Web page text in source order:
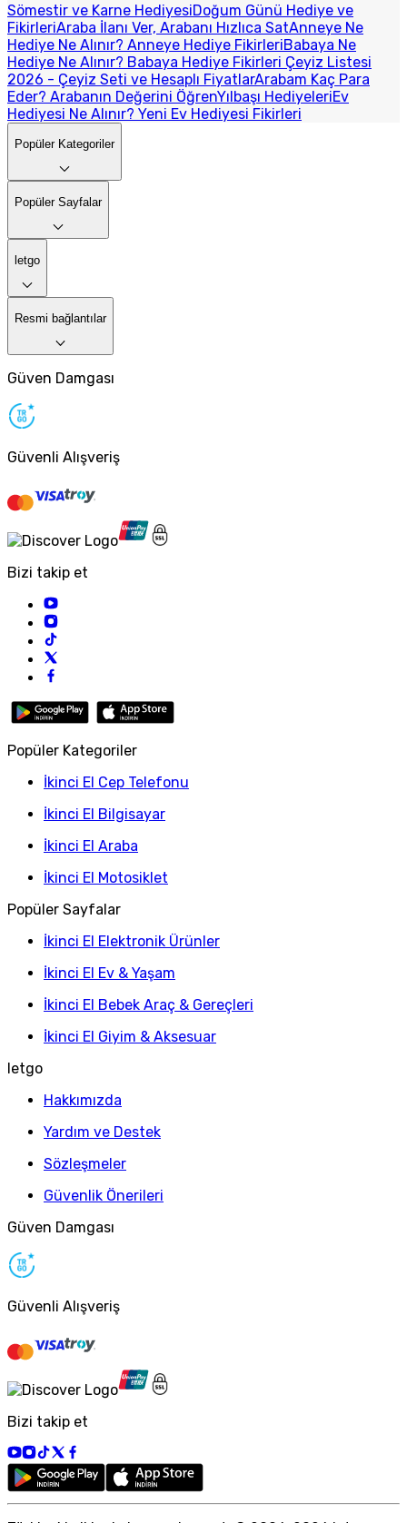
Sömestir ve Karne HediyesiDoğum Günü Hediye ve
FikirleriAraba İlanı Ver, Arabanı Hızlıca SatAnneye Ne
Hediye Ne Alınır? Anneye Hediye FikirleriBabaya Ne
Hediye Ne Alınır? Babaya Hediye Fikirleri Çeyiz Listesi
2026 - Çeyiz Seti ve Hesaplı FiyatlarArabam Kaç Para
Eder? Arabanın Değerini ÖğrenYılbaşı HediyeleriEv
Hediyesi Ne Alınır? Yeni Ev Hediyesi Fikirleri
Popüler Kategoriler
Popüler Sayfalar
letgo
Resmi bağlantılar
Güven Damgası
Güvenli Alışveriş
Bizi takip et
Popüler Kategoriler
İkinci El Cep Telefonu
İkinci El Bilgisayar
İkinci El Araba
İkinci El Motosiklet
Popüler Sayfalar
İkinci El Elektronik Ürünler
İkinci El Ev & Yaşam
İkinci El Bebek Araç & Gereçleri
İkinci El Giyim & Aksesuar
letgo
Hakkımızda
Yardım ve Destek
Sözleşmeler
Güvenlik Önerileri
Güven Damgası
Güvenli Alışveriş
Bizi takip et